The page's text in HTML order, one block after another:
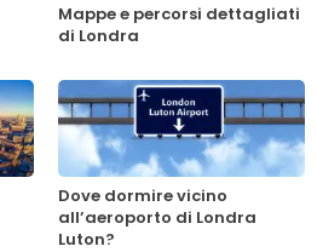
Mappe e percorsi dettagliati
di Londra
Dove dormire vicino
all’aeroporto di Londra
Luton?